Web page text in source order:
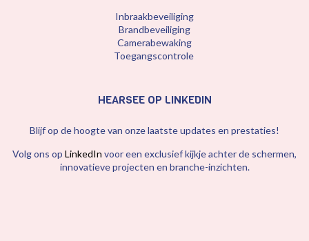
Inbraakbeveiliging
Brandbeveiliging
Camerabewaking
Toegangscontrole
HEARSEE OP LINKEDIN
Blijf op de hoogte van onze laatste updates en prestaties!
Volg ons op LinkedIn voor een exclusief kijkje achter de schermen,
innovatieve projecten en branche-inzichten.